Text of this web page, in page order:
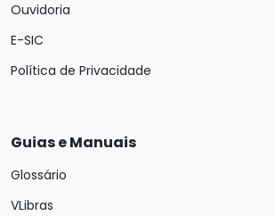
Ouvidoria
E-SIC
Política de Privacidade
Guias e Manuais
Glossário
VLibras